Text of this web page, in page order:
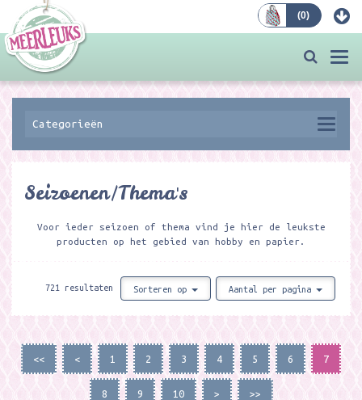
(0)
Categorieën
Seizoenen/Thema's
Voor ieder seizoen of thema vind je hier de leukste
producten op het gebied van hobby en papier.
721 resultaten Sorteren op Aantal per pagina
<< < 1 2 3 4 5 6 7
8 9 10 > >>